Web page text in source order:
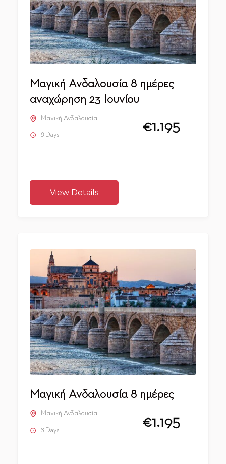
Μαγική Ανδαλουσία 8 ημέρες
αναχώρηση 23 Ιουνίου
Μαγική Ανδαλουσία
8 Days €1.195
View Details
Μαγική Ανδαλουσία 8 ημέρες
Μαγική Ανδαλουσία
8 Days €1.195